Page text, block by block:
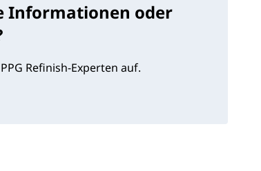
Informationen oder
Refinish-Experten auf.